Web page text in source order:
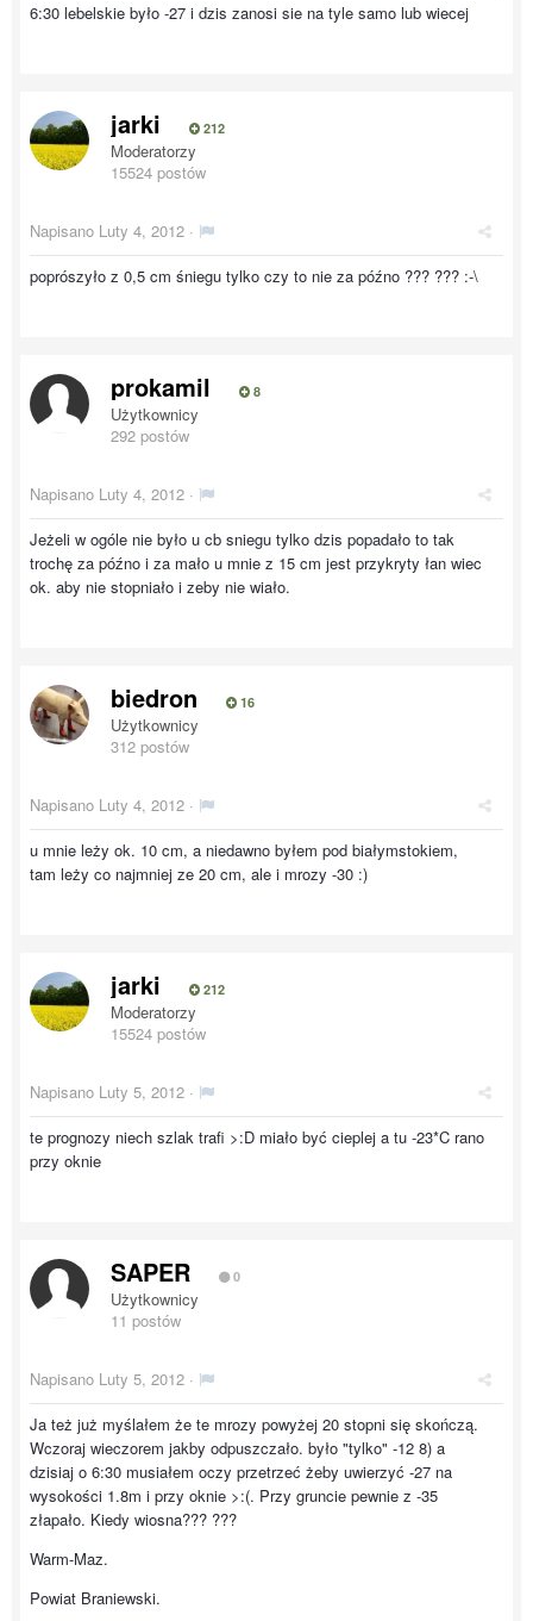
6:30 lebelskie było -27 i dzis zanosi sie na tyle samo lub wiecej
jarki 212
Moderatorzy
15524 postów
Napisano Luty 4, 2012 ·
poprószyło z 0,5 cm śniegu tylko czy to nie za późno ??? ??? :-\
prokamil 8
Użytkownicy
292 postów
Napisano Luty 4, 2012 ·
Jeżeli w ogóle nie było u cb sniegu tylko dzis popadało to tak
trochę za późno i za mało u mnie z 15 cm jest przykryty łan wiec
ok. aby nie stopniało i zeby nie wiało.
biedron 16
Użytkownicy
312 postów
Napisano Luty 4, 2012 ·
u mnie leży ok. 10 cm, a niedawno byłem pod białymstokiem,
tam leży co najmniej ze 20 cm, ale i mrozy -30 :)
jarki 212
Moderatorzy
15524 postów
Napisano Luty 5, 2012 ·
te prognozy niech szlak trafi >:D miało być cieplej a tu -23*C rano
przy oknie
SAPER 0
Użytkownicy
11 postów
Napisano Luty 5, 2012 ·
Ja też już myślałem że te mrozy powyżej 20 stopni się skończą.
Wczoraj wieczorem jakby odpuszczało. było "tylko" -12 8) a
dzisiaj o 6:30 musiałem oczy przetrzeć żeby uwierzyć -27 na
wysokości 1.8m i przy oknie >:(. Przy gruncie pewnie z -35
złapało. Kiedy wiosna??? ???
Warm-Maz.
Powiat Braniewski.